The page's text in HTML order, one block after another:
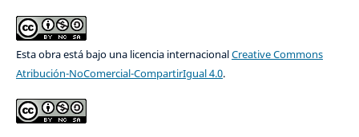
Esta obra está bajo una licencia internacionalCreative Commons
Atribución-NoComercial-CompartirIgual 4.0.